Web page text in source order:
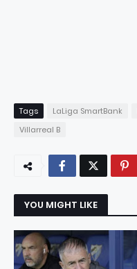
Tags LaLiga SmartBank
Villarreal B
YOU MIGHT LIKE